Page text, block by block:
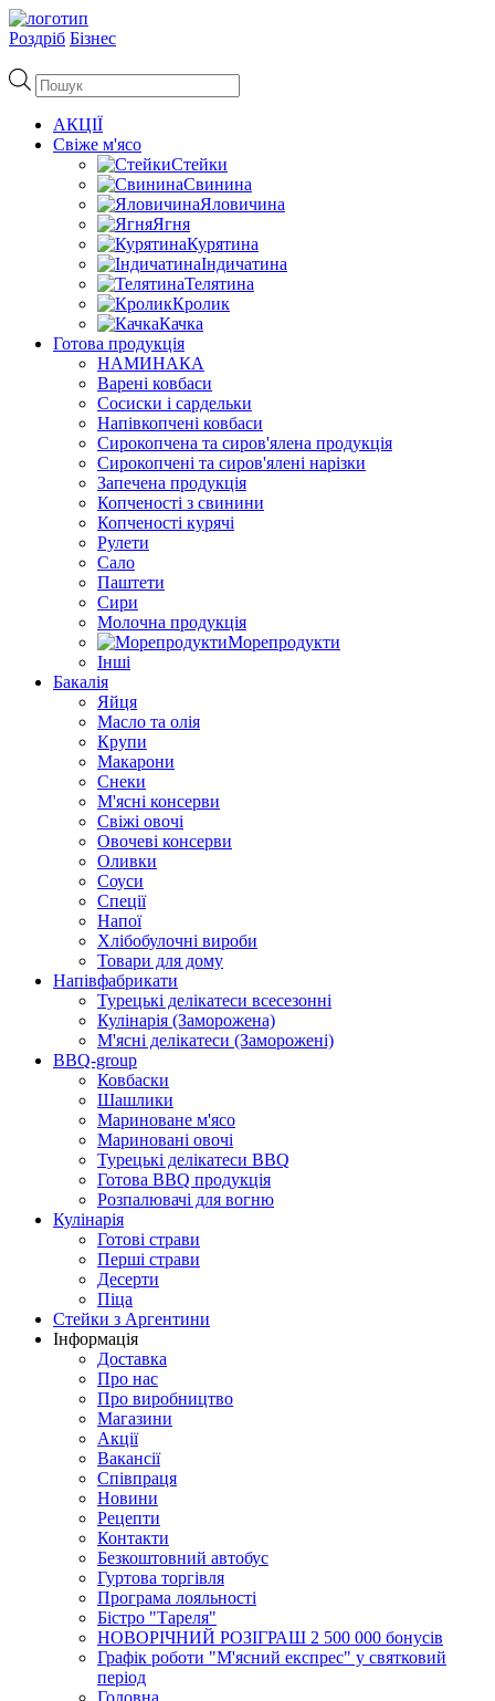
Роздріб Бізнес
Пошук
товарів
АКЦІЇ
Свіже м'ясо
Стейки
Свинина
Яловичина
Ягня
Курятина
Індичатина
Телятина
Кролик
Качка
Готова продукція
НАМИНАКА
Варені ковбаси
Сосиски і сардельки
Напівкопчені ковбаси
Сирокопчена та сиров'ялена продукція
Сирокопчені та сиров'ялені нарізки
Запечена продукція
Копченості з свинини
Копченості курячі
Рулети
Сало
Паштети
Сири
Молочна продукція
Морепродукти
Інші
Бакалія
Яйця
Масло та олія
Крупи
Макарони
Снеки
М'ясні консерви
Свіжі овочі
Овочеві консерви
Оливки
Соуси
Спеції
Напої
Хлібобулочні вироби
Товари для дому
Напівфабрикати
Турецькі делікатеси всесезонні
Кулінарія (Заморожена)
М'ясні делікатеси (Заморожені)
BBQ-group
Ковбаски
Шашлики
Мариноване м'ясо
Мариновані овочі
Турецькі делікатеси BBQ
Готова BBQ продукція
Розпалювачі для вогню
Кулінарія
Готові страви
Перші страви
Десерти
Піца
Стейки з Аргентини
Інформація
Доставка
Про нас
Про виробництво
Магазини
Акції
Вакансії
Співпраця
Новини
Рецепти
Контакти
Безкоштовний автобус
Гуртова торгівля
Програма лояльності
Бістро "Тареля"
НОВОРІЧНИЙ РОЗІГРАШ 2 500 000 бонусів
Графік роботи "М'ясний експрес" у святковий
період
Головна